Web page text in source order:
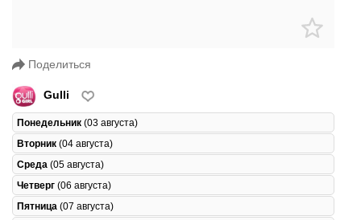
Поделиться
Gulli
Понедельник (03 августа)
Вторник (04 августа)
Среда (05 августа)
Четверг (06 августа)
Пятница (07 августа)